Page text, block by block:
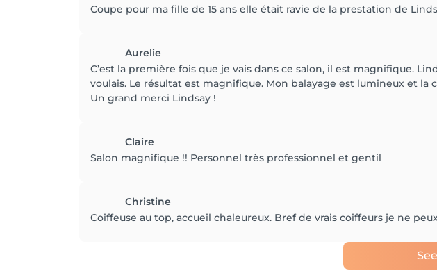
Coupe pour ma fille de 15 ans elle était ravie de la prestation de
Aurelie
C’est la première fois que je vais dans ce salon, il est magnifique.
voulais. Le résultat est magnifique. Mon balayage est lumineux et la
Un grand merci Lindsay !
Claire
Salon magnifique !! Personnel très professionnel et gentil
Christine
Coiffeuse au top, accueil chaleureux. Bref de vrais coiffeurs je ne